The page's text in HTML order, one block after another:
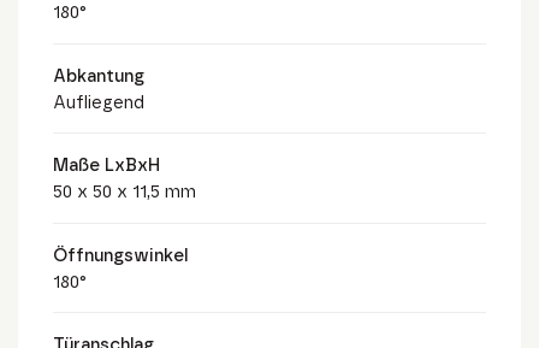
180°
Abkantung
Aufliegend
Maße LxBxH
50 x 50 x 11,5 mm
Öffnungswinkel
180°